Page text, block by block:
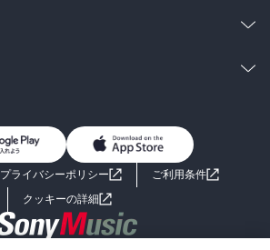
男子向けラノベ
小説
海外小説
お問い合わせ
プライバシーポリシー
ご利用条件
クッキーの詳細